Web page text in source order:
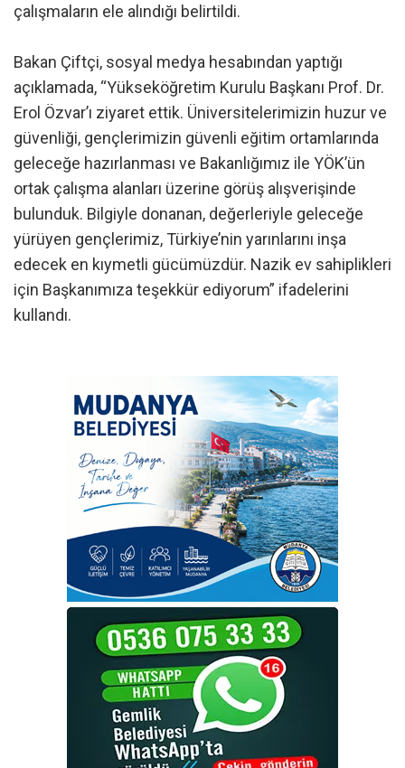
çalışmaların ele alındığı belirtildi.
Bakan Çiftçi, sosyal medya hesabından yaptığı
açıklamada, “Yükseköğretim Kurulu Başkanı Prof. Dr.
Erol Özvar’ı ziyaret ettik. Üniversitelerimizin huzur ve
güvenliği, gençlerimizin güvenli eğitim ortamlarında
geleceğe hazırlanması ve Bakanlığımız ile YÖK’ün
ortak çalışma alanları üzerine görüş alışverişinde
bulunduk. Bilgiyle donanan, değerleriyle geleceğe
yürüyen gençlerimiz, Türkiye’nin yarınlarını inşa
edecek en kıymetli gücümüzdür. Nazik ev sahiplikleri
için Başkanımıza teşekkür ediyorum” ifadelerini
kullandı.